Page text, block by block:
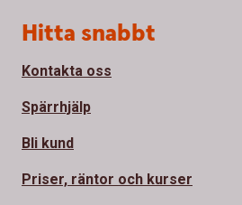
Sidfot
Hitta snabbt
Kontakta oss
Spärrhjälp
Bli kund
Priser, räntor och kurser